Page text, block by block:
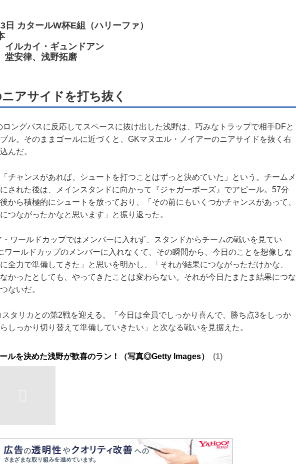
日 カタールW杯E組（ハリーファ）
イルカイ・ギュンドアン
律、浅野拓磨
アサイドを打ち抜く
ングパスに反応してスペースに抜け出した浅野は、巧みなトラップで相手DFと
ル。そのままゴールに近づくと、GKマヌエル・ノイアーのニアサイドを抜く右
んだ。
チャンスがあれば、シュートを打つことはずっと決めていた」という。チームメ
された後は、メインスタンドに向かって『ジャガーポーズ』でアピール。57分
から積極的にシュートを放っており、「その前にもいくつかチャンスがあって、
つながったかなと思います」と振り返った。
ワールドカップではメンバーに入れず、スタンドからチームの戦いを見てい
ワールドカップのメンバーに入れなくて、その瞬間から、今日のことを想像しな
全力で準備してきた」と思いを明かし、「それが結果につながっただけかな、
かったとしても、やってきたことは変わらない。それが今日たまたま結果につな
ないだ。
タリカとの第2戦を迎える。「今日は全員でしっかり喜んで、勝ち点3をしっか
しっかり切り替えて準備していきたい」と次なる戦いを見据えた。
ールを決めた浅野が歓喜のラン！（写真◎Getty Images） 1